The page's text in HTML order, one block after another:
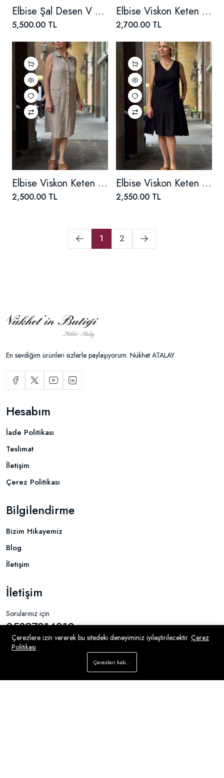
İstek Listesi
Elbise Şal Desen V Yaka
5,500.00 TL
Elbise Viskon Keten Olivia
2,700.00 TL
Elbise Viskon Keten Safari
2,500.00 TL
Elbise Viskon Keten Eftelya
2,550.00 TL
1 2
En sevdiğim ürünleri sizlerle paylaşıyorum. Nükhet ATALAY
Hesabım
İade Politikası
Teslimat
İletişim
Çerez Politikası
Bilgilendirme
Bizim Hikayemiz
Blog
İletişim
İletişim
Sorularınız için
05397214810
info@nukhetinbutigi.com
Ceylan sok.Bahçeşehir 2. Kısım kc e çarşı, Istanbul,
Turkey 34880
Çerezlere izin vererek bu sitedeki deneyiminiz iyileştirilecektir. Çerez
Politikası
Çerezleri kabul et